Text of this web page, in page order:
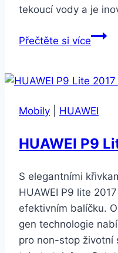
tekoucí vody a je
Přečtěte si více
8GB/
Mobily
HUAWEI
HUAWEI P9
S elegantními
HUAWEI P9 lite
efektivním balíčku.
gen technologie
pro non-stop životní